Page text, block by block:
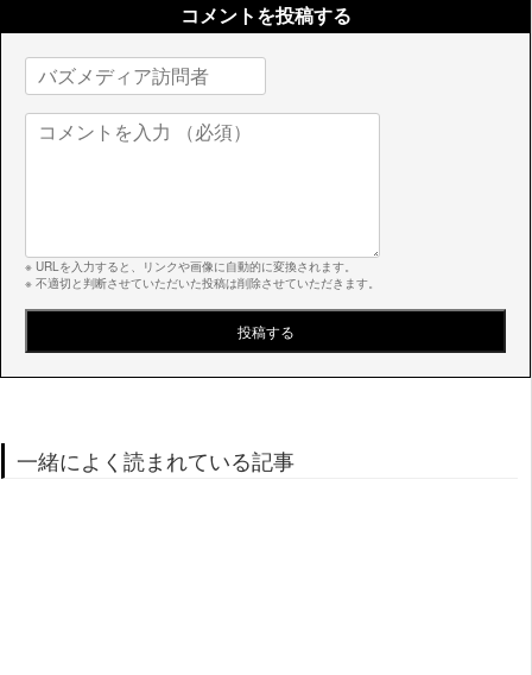
コメントを投稿する
※ URLを入力すると、リンクや画像に自動的に変換されます。
※ 不適切と判断させていただいた投稿は削除させていただきます。
一緒によく読まれている記事